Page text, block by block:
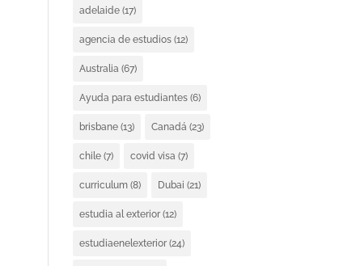
adelaide (17)
agencia de estudios (12)
Australia (67)
Ayuda para estudiantes (6)
brisbane (13) Canadá (23)
chile (7) covid visa (7)
curriculum (8) Dubai (21)
estudia al exterior (12)
estudiaenelexterior (24)